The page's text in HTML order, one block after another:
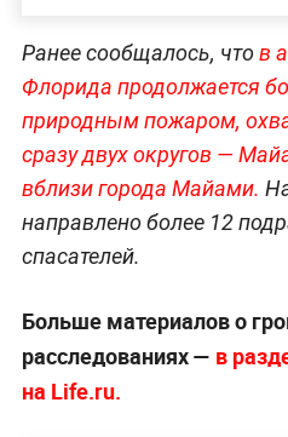
Ранее сообщалось, чтов
Флорида продолжается
природным пожаром,
сразу двух округов —
вблизи города Майами.
направлено более 12
спасателей.
Больше материалов о
расследованиях — в
на Life.ru.